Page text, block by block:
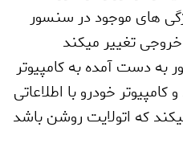
های موجود در سنسور
خروجی تغییر میکند
به دست آمده به کامپیوتر
خودرو با اطلاعاتی
که اتولایت روشن باشد